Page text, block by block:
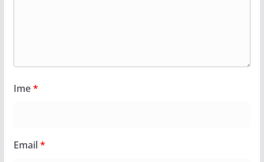
Ime*
Email*